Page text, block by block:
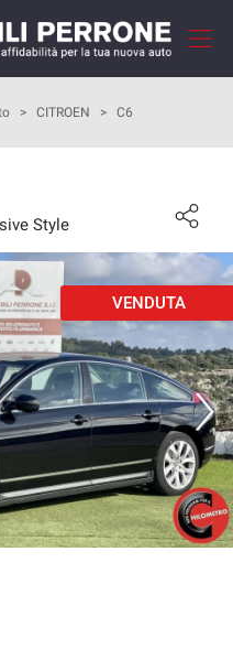
> CITROEN > C6
Style
VENDUTA